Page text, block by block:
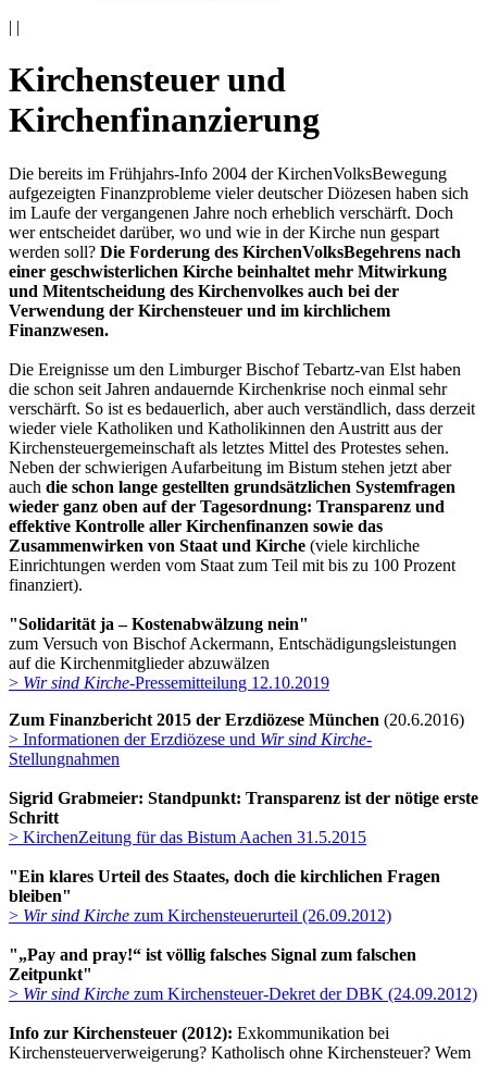
| |
Kirchensteuer und
Kirchenfinanzierung
Die bereits im Frühjahrs-Info 2004 der KirchenVolksBewegung
aufgezeigten Finanzprobleme vieler deutscher Diözesen haben sich
im Laufe der vergangenen Jahre noch erheblich verschärft. Doch
wer entscheidet darüber, wo und wie in der Kirche nun gespart
werden soll? Die Forderung des KirchenVolksBegehrens nach
einer geschwisterlichen Kirche beinhaltet mehr Mitwirkung
und Mitentscheidung des Kirchenvolkes auch bei der
Verwendung der Kirchensteuer und im kirchlichem
Finanzwesen.
Die Ereignisse um den Limburger Bischof Tebartz-van Elst haben
die schon seit Jahren andauernde Kirchenkrise noch einmal sehr
verschärft. So ist es bedauerlich, aber auch verständlich, dass derzeit
wieder viele Katholiken und Katholikinnen den Austritt aus der
Kirchensteuergemeinschaft als letztes Mittel des Protestes sehen.
Neben der schwierigen Aufarbeitung im Bistum stehen jetzt aber
auch die schon lange gestellten grundsätzlichen Systemfragen
wieder ganz oben auf der Tagesordnung: Transparenz und
effektive Kontrolle aller Kirchenfinanzen sowie das
Zusammenwirken von Staat und Kirche (viele kirchliche
Einrichtungen werden vom Staat zum Teil mit bis zu 100 Prozent
finanziert).
"Solidarität ja – Kostenabwälzung nein"
zum Versuch von Bischof Ackermann, Entschädigungsleistungen
auf die Kirchenmitglieder abzuwälzen
> Wir sind Kirche-Pressemitteilung 12.10.2019
Zum Finanzbericht 2015 der Erzdiözese München (20.6.2016)
> Informationen der Erzdiözese und Wir sind Kirche-
Stellungnahmen
Sigrid Grabmeier: Standpunkt: Transparenz ist der nötige erste
Schritt
> KirchenZeitung für das Bistum Aachen 31.5.2015
"Ein klares Urteil des Staates, doch die kirchlichen Fragen
bleiben"
> Wir sind Kirche zum Kirchensteuerurteil (26.09.2012)
"„Pay and pray!“ ist völlig falsches Signal zum falschen
Zeitpunkt"
> Wir sind Kirche zum Kirchensteuer-Dekret der DBK (24.09.2012)
Info zur Kirchensteuer (2012): Exkommunikation bei
Kirchensteuerverweigerung? Katholisch ohne Kirchensteuer? Wem